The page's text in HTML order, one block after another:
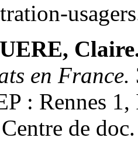
en France.
: Rennes
Centre de